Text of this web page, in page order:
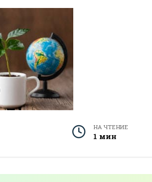
НА ЧТЕНИЕ
1 мин